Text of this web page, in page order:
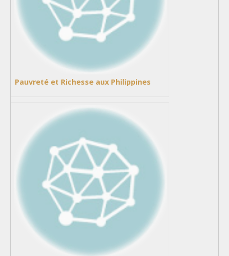
Pauvreté et Richesse aux Philippines